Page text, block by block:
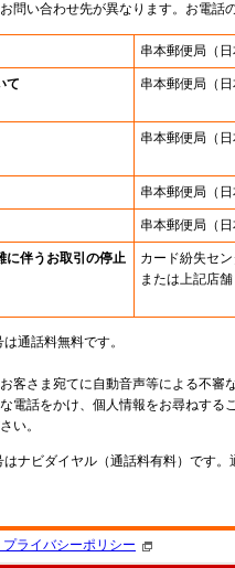
問い合わせ先が異なります。お電話
串本郵便局 （
て 串本郵便局 （
串本郵便局 （
串本郵便局 （
串本郵便局 （
に伴うお取引の停止
カード紛失セ
または上記店舗
通話料無料です。
客さま宛てに自動音声等による不審
電話をかけ、個人情報をお尋ねする
い。
ナビダイヤル（通話料有料）です
プライバシーポリシー